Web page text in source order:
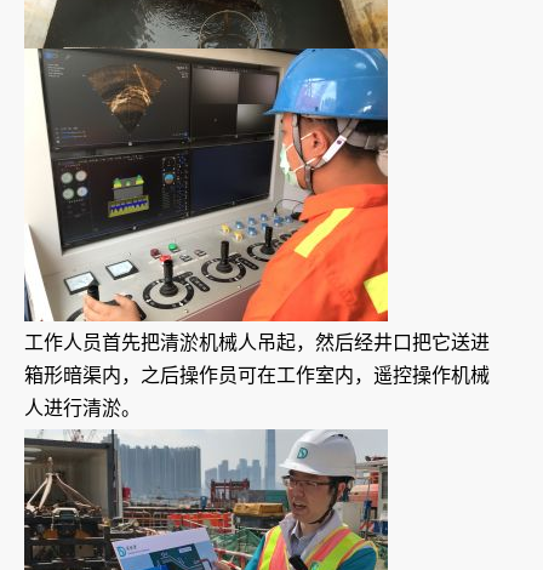
工作人员首先把清淤机械人吊起，然后经井口把它送进
箱形暗渠内，之后操作员可在工作室内，遥控操作机械
人进行清淤。